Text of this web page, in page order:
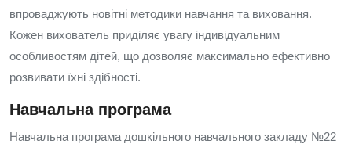
впроваджують новітні методики навчання та виховання.
Кожен вихователь приділяє увагу індивідуальним
особливостям дітей, що дозволяє максимально ефективно
розвивати їхні здібності.
Навчальна програма
Навчальна програма дошкільного навчального закладу №22